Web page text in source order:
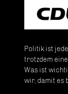
Politik ist
trotzdem
Was ist
wir, damit es